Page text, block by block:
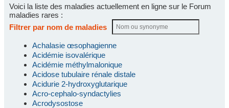
Voici la liste des maladies actuellement en ligne sur le Forum
maladies rares :
Filtrer par nom de maladies
Achalasie œsophagienne
Acidémie isovalérique
Acidémie méthylmalonique
Acidose tubulaire rénale distale
Acidurie 2-hydroxyglutarique
Acro-cephalo-syndactylies
Acrodysostose